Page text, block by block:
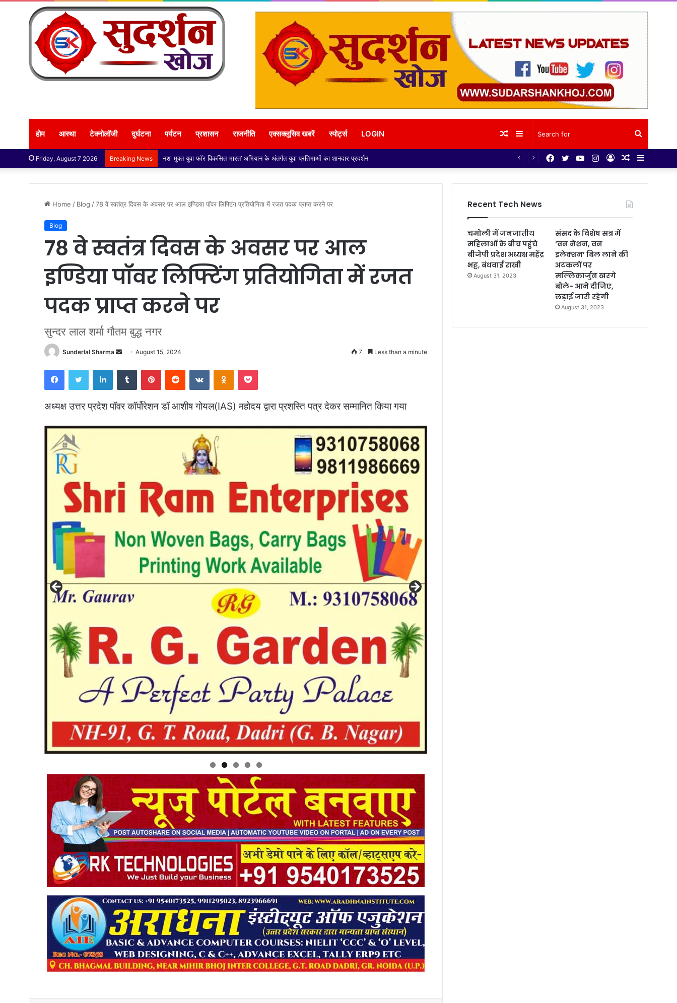
होम आस्था टेक्नोलॉजी दुर्घटना पर्यटन प्रशासन राजनीति एक्सक्लूसिव खबरें स्पोर्ट्स LOGIN Search
for
Sidebar
Random
Friday, August 7 2026 Breaking News आज भारतीय किसान यूनियन मंच की कोर कमेटी ने दादरी तहसील के नवनियुक्त उपजिलाधिकारी (एसडीएम) श्री अभिनेंद्र सिंह जी का Sidebar
Random
Log
Instagram
YouTube
Twitter
Facebook
Home / Blog /78 वे स्वतंत्र दिवस के अवसर पर आल इण्डिया पॉवर लिफ्टिंग प्रतियोगिता में रजत पदक प्राप्त करने पर
Blog
78 वे स्वतंत्र दिवस के अवसर पर आल
इण्डिया पॉवर लिफ्टिंग प्रतियोगिता में रजत
पदक प्राप्त करने पर
सुन्दर लाल शर्मा गौतम बुद्ध नगर
Sunderlal Sharma
Send
email
August 15, 2024 7 Less than a minute
FacebookTwitter LinkedInTumblr PinterestReddit VKontakteOdnoklassniki
Pocket
अध्यक्ष उत्तर प्रदेश पॉवर कॉर्पोरेशन डॉ आशीष गोयल(IAS) महोदय द्वारा प्रशस्ति पत्र देकर सम्मानित किया गया
Recent Tech News
चमोली में जनजातीय
महिलाओं के बीच पहुंचे
बीजेपी प्रदेश अध्यक्ष महेंद्र
भट्ट, बंधवाई राखी
August 31, 2023
संसद के विशेष सत्र में
‘वन नेशन, वन
इलेक्शन’ बिल लाने की
अटकलों पर
मल्लिकार्जुन खरगे
बोले- आने दीजिए,
लड़ाई जारी रहेगी
August 31, 2023